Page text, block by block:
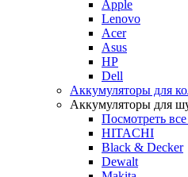
Apple
Lenovo
Acer
Asus
HP
Dell
Аккумуляторы для
Аккумуляторы для
Посмотреть
HITACHI
Black & Decker
Dewalt